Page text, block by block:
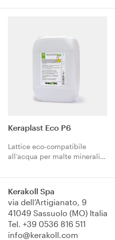
Keraplast Eco P6
Lattice eco-compatibile
all’acqua per malte minerali e
Kerakoll Spa
via dell’Artigianato, 9
41049 Sassuolo (MO) Italia
Tel. +39 0536 816 511
info@kerakoll.com